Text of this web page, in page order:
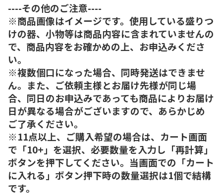
----その他のご注意----
※商品画像はイメージです。使用している盛りつ
けの器、小物等は商品内容に含まれていませんの
で、商品内容をお確かめの上、お申込みくださ
い。
※複数個口になった場合、同時発送はできませ
ん。また、ご依頼主様とお届け先様が同じ場
合、同日のお申込みであっても商品によりお届け
日が異なる場合がございますので、あらかじめ
ご了承ください。
※11点以上、ご購入希望の場合は、カート画面
で「10+」を選択、必要数量を入力し「再計算」
ボタンを押下してください。当画面での「カート
に入れる」ボタン押下時の数量選択は1個で結構
です。